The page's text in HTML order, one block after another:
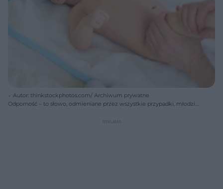
Autor: thinkstockphotos.com/ Archiwum prywatne
Odporność – to słowo, odmieniane przez wszystkie przypadki, młodzi
jaki sposób mądrze wspierać odporność niemowlęcia? Co szkodzi